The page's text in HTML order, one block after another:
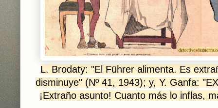
L. Brodaty: "El Führer alimenta. Es
disminuye" (Nº 41, 1943); y, Y. Ganfa:
¡Extraño asunto! Cuanto más lo inflas,